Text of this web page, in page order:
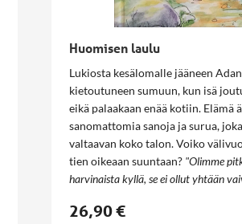
Huomisen laulu
Lukiosta kesälomalle jääneen
kietoutuneen sumuun, kun isä
eikä palaakaan enää kotiin. Elämä
sanomattomia sanoja ja surua,
valtaavan koko talon. Voiko
tien oikeaan suuntaan? "Olimme
harvinaista kyllä, se ei ollut yhtään
Mikael lopulta sanoi. - Kysy pois vaan.
26,90 €